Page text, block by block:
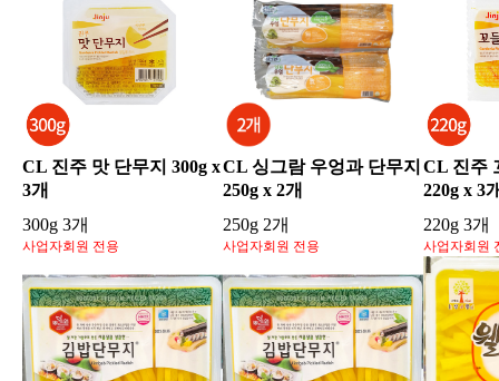
CL 진주 맛 단무지 300g x
3개
300g 3개
사업자회원 전용
CL 싱그람 우엉과 단무지
250g x 2개
250g 2개
사업자회원 전용
CL 진주
220g x 3
220g 3개
사업자회원